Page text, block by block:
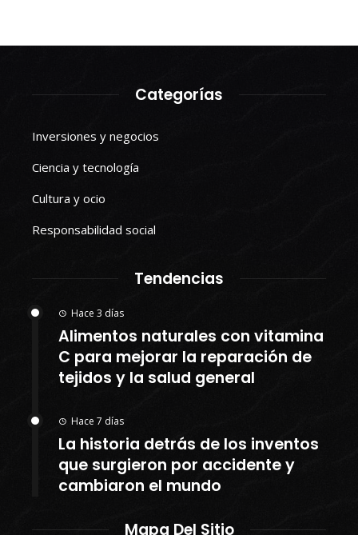
Categorías
Inversiones y negocios
Ciencia y tecnología
Cultura y ocio
Responsabilidad social
Tendencias
Hace 3 días
Alimentos naturales con vitamina
C para mejorar la reparación de
tejidos y la salud general
Hace 7 días
La historia detrás de los inventos
que surgieron por accidente y
cambiaron el mundo
Mapa Del Sitio